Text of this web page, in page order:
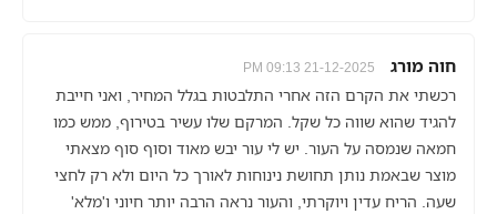
חוה מורג 21-12-2025 09:13 PM
רכשתי את הקרם הזה אחרי התלבטות בגלל המחיר, ואני חייבת
להגיד שהוא שווה כל שקל. המרקם שלו עשיר בטירוף, ממש כמו
חמאה שנמסה על העור. יש לי עור יבש מאוד וסוף סוף מצאתי
מוצר שבאמת נותן תחושת נינוחות לאורך כל היום ולא רק לחצי
שעה. הריח עדין ויוקרתי, והעור נראה הרבה יותר חיוני ו'מלא'